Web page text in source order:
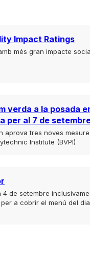
Impact Ratings
més gran impacte
verda a la posada
per al 7 de
aprova tres noves
Institute (BVPI)
4 de setembre
a cobrir el menú del